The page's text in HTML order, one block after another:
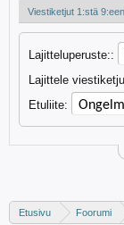
Viestiketjut 1:stä
Lajitteluperuste::
Lajittele
Etuliite:
Etusivu Foorumi